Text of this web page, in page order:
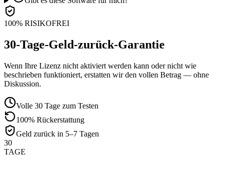
100% RISIKOFREI
30-Tage-Geld-zurück-Garantie
Wenn Ihre Lizenz nicht aktiviert werden kann oder nicht wie
beschrieben funktioniert, erstatten wir den vollen Betrag — ohne
Diskussion.
Volle 30 Tage zum Testen
100% Rückerstattung
Geld zurück in 5–7 Tagen
30
TAGE